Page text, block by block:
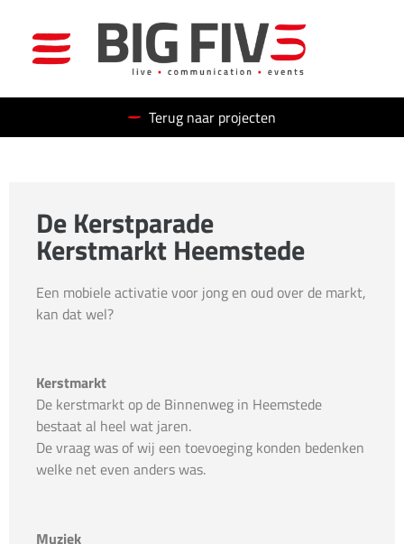
Terug naar projecten
De Kerstparade
Kerstmarkt Heemstede
Een mobiele activatie voor jong en oud over de markt,
kan dat wel?
Kerstmarkt
De kerstmarkt op de Binnenweg in Heemstede
bestaat al heel wat jaren.
De vraag was of wij een toevoeging konden bedenken
welke net even anders was.
Muziek